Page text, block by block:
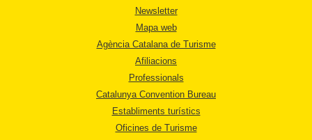
Newsletter
Mapa web
Agència Catalana de Turisme
Afiliacions
Professionals
Catalunya Convention Bureau
Establiments turístics
Oficines de Turisme